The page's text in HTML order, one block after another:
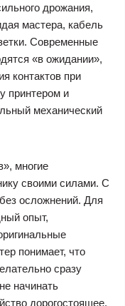
дрожания,
мастера, кабель
Современные
«в ожидании»,
контактов при
принтером и
механический
многие
своими силами. С
осложнений. Для
опыт,
понимает, что
сразу
начинать
дорогостоящее.